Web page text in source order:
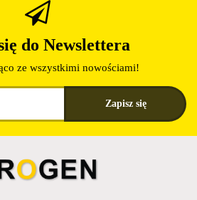
do Newslettera
ze wszystkimi nowościami!